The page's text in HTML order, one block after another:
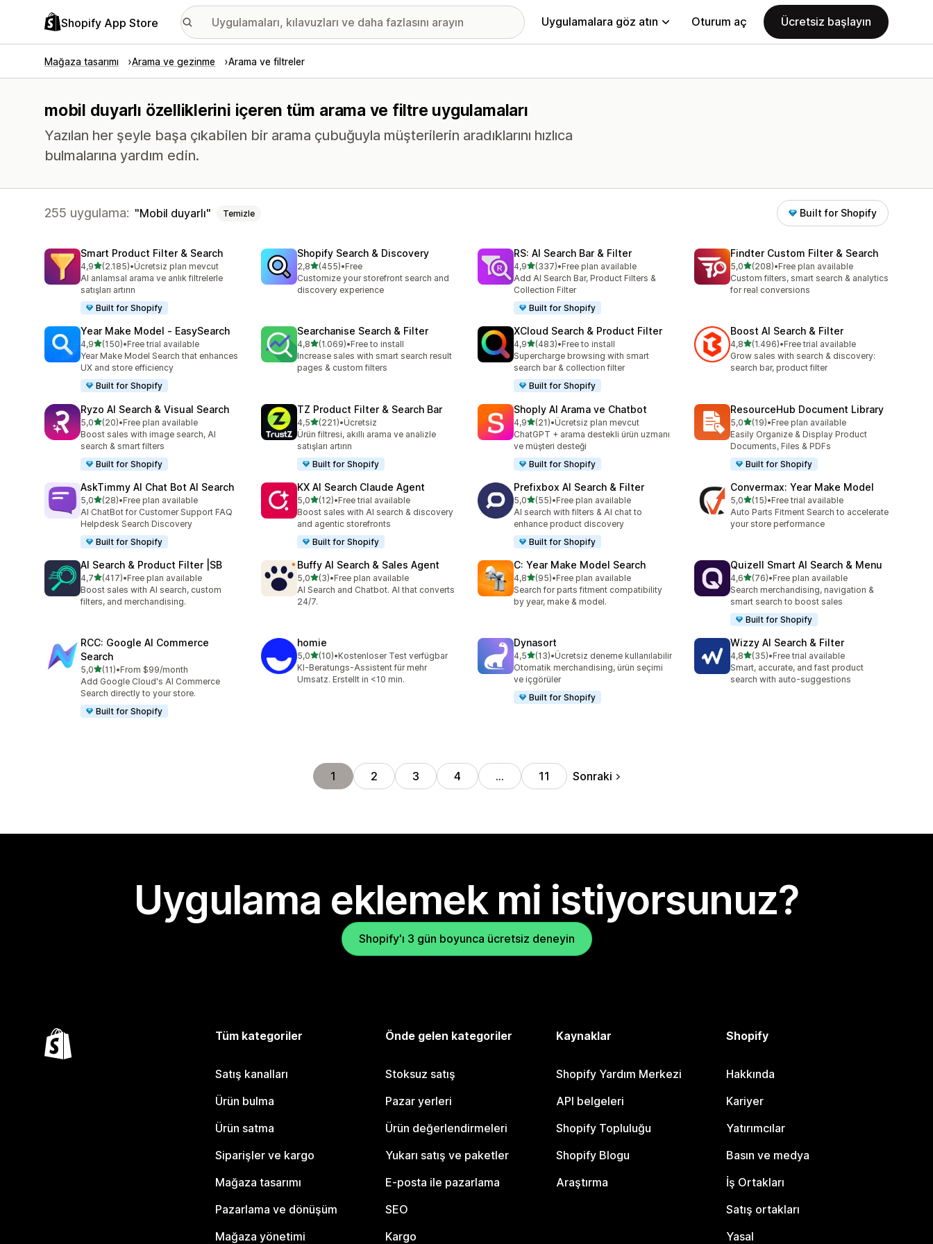
Shopify App Store Uygulamalara göz atın Oturum aç Ücretsiz başlayın
Mağaza tasarımı Arama ve gezinme Arama ve filtreler
mobil duyarlı özelliklerini içeren tüm arama ve filtre uygulamaları
Yazılan her şeyle başa çıkabilen bir arama çubuğuyla müşterilerin aradıklarını hızlıca
bulmalarına yardım edin.
255 uygulama: Mobil duyarlı Temizle Built for Shopify
Smart Product Filter & Search
4,95 yıldız üzerinden
(2.185)
toplam 2185 değerlendirme
•Ücretsiz plan mevcut
AI anlamsal arama ve anlık filtrelerle
satışları artırın
Built for Shopify
Shopify Search & Discovery
2,85 yıldız üzerinden
(455)
toplam 455 değerlendirme
•Free
Customize your storefront search and
discovery experience
RS: AI Search Bar & Filter
4,95 yıldız üzerinden
(337)
toplam 337 değerlendirme
•Free plan available
Add AI Search Bar, Product Filters &
Collection Filter
Built for Shopify
Findter Custom Filter & Search
5,05 yıldız üzerinden
(208)
toplam 208 değerlendirme
•Free plan available
Custom filters, smart search & analytics
for real conversions
Year Make Model ‑ EasySearch
4,95 yıldız üzerinden
(150)
toplam 150 değerlendirme
•Free trial available
Year Make Model Search that enhances
UX and store efficiency
Built for Shopify
Searchanise Search & Filter
4,85 yıldız üzerinden
(1.069)
toplam 1069 değerlendirme
•Free to install
Increase sales with smart search result
pages & custom filters
XCloud Search & Product Filter
4,95 yıldız üzerinden
(483)
toplam 483 değerlendirme
•Free to install
Supercharge browsing with smart
search bar & collection filter
Built for Shopify
Boost AI Search & Filter
4,85 yıldız üzerinden
(1.496)
toplam 1496 değerlendirme
•Free trial available
Grow sales with search & discovery:
search bar, product filter
Ryzo AI Search & Visual Search
5,05 yıldız üzerinden
(20)
toplam 20 değerlendirme
•Free plan available
Boost sales with image search, AI
search & smart filters
Built for Shopify
TZ Product Filter & Search Bar
4,55 yıldız üzerinden
(221)
toplam 221 değerlendirme
•Ücretsiz
Ürün filtresi, akıllı arama ve analizle
satışları artırın
Built for Shopify
Shoply AI Arama ve Chatbot
4,95 yıldız üzerinden
(21)
toplam 21 değerlendirme
•Ücretsiz plan mevcut
ChatGPT + arama destekli ürün uzmanı
ve müşteri desteği
Built for Shopify
ResourceHub Document Library
5,05 yıldız üzerinden
(19)
toplam 19 değerlendirme
•Free plan available
Easily Organize & Display Product
Documents, Files & PDFs
Built for Shopify
AskTimmy AI Chat Bot AI Search
5,05 yıldız üzerinden
(28)
toplam 28 değerlendirme
•Free plan available
AI ChatBot for Customer Support FAQ
Helpdesk Search Discovery
Built for Shopify
KX AI Search Claude Agent
5,05 yıldız üzerinden
(12)
toplam 12 değerlendirme
•Free trial available
Boost sales with AI search & discovery
and agentic storefronts
Built for Shopify
Prefixbox AI Search & Filter
5,05 yıldız üzerinden
(55)
toplam 55 değerlendirme
•Free plan available
AI search with filters & AI chat to
enhance product discovery
Built for Shopify
Convermax: Year Make Model
5,05 yıldız üzerinden
(15)
toplam 15 değerlendirme
•Free trial available
Auto Parts Fitment Search to accelerate
your store performance
AI Search & Product Filter |SB
4,75 yıldız üzerinden
(417)
toplam 417 değerlendirme
•Free plan available
Boost sales with AI search, custom
filters, and merchandising.
Buffy AI Search & Sales Agent
5,05 yıldız üzerinden
(3)
toplam 3 değerlendirme
•Free plan available
AI Search and Chatbot. AI that converts
24/7.
C: Year Make Model Search
4,85 yıldız üzerinden
(95)
toplam 95 değerlendirme
•Free plan available
Search for parts fitment compatibility
by year, make & model.
Quizell Smart AI Search & Menu
4,65 yıldız üzerinden
(76)
toplam 76 değerlendirme
•Free plan available
Search merchandising, navigation &
smart search to boost sales
Built for Shopify
RCC: Google AI Commerce
Search
5,05 yıldız üzerinden
(11)
toplam 11 değerlendirme
•From $99/month
Add Google Cloud's AI Commerce
Search directly to your store.
Built for Shopify
homie
5,05 yıldız üzerinden
(10)
toplam 10 değerlendirme
•Kostenloser Test verfügbar
KI-Beratungs-Assistent für mehr
Umsatz. Erstellt in <10 min.
Dynasort
4,55 yıldız üzerinden
(13)
toplam 13 değerlendirme
•Ücretsiz deneme kullanılabilir
Otomatik merchandising, ürün seçimi
ve içgörüler
Built for Shopify
Wizzy AI Search & Filter
4,85 yıldız üzerinden
(35)
toplam 35 değerlendirme
•Free trial available
Smart, accurate, and fast product
search with auto-suggestions
1 2 3 4 … 11 Sonraki
Uygulama eklemek mi istiyorsunuz?
Shopify'ı 3 gün boyunca ücretsiz deneyin
Tüm kategoriler
Satış kanalları
Ürün bulma
Ürün satma
Siparişler ve kargo
Mağaza tasarımı
Pazarlama ve dönüşüm
Mağaza yönetimi
Önde gelen kategoriler
Stoksuz satış
Pazar yerleri
Ürün değerlendirmeleri
Yukarı satış ve paketler
E-posta ile pazarlama
SEO
Kargo
Kaynaklar
Shopify Yardım Merkezi
API belgeleri
Shopify Topluluğu
Shopify Blogu
Araştırma
Shopify
Hakkında
Kariyer
Yatırımcılar
Basın ve medya
İş Ortakları
Satış ortakları
Yasal